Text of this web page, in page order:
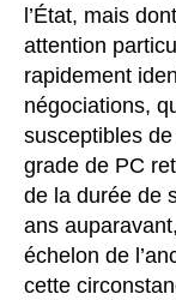
l’État, mais
attention
rapidement
négociations,
susceptibles
grade de PC
de la durée de
ans
échelon de
cette